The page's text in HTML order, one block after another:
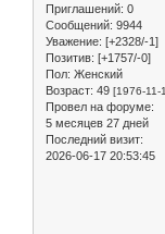
Приглашений: 0
Сообщений: 9944
Уважение: [+2328/-1]
Позитив: [+1757/-0]
Пол: Женский
Возраст: 49 [1976-11-
Провел на форуме:
5 месяцев 27 дней
Последний визит:
2026-06-17 20:53:45